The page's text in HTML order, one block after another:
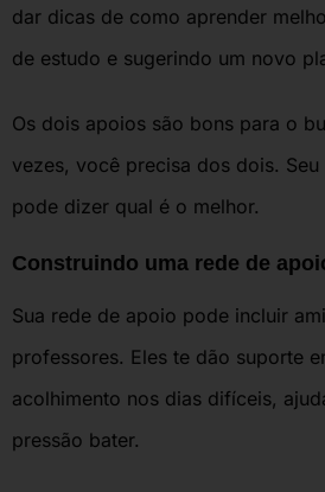
dar dicas de como aprender
de estudo e sugerindo um novo
Os dois apoios são bons para o
vezes, você precisa dos dois.
pode dizer qual é o melhor.
Construindo uma rede de
Sua rede de apoio pode incluir
professores. Eles te dão suporte
acolhimento nos dias difíceis,
pressão bater.